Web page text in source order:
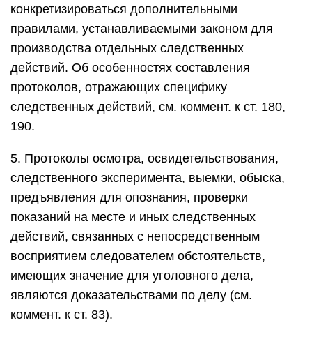
конкретизироваться дополнительными
правилами, устанавливаемыми законом для
производства отдельных следственных
действий. Об особенностях составления
протоколов, отражающих специфику
следственных действий, см. коммент. к ст. 180,
190.
5. Протоколы осмотра, освидетельствования,
следственного эксперимента, выемки, обыска,
предъявления для опознания, проверки
показаний на месте и иных следственных
действий, связанных с непосредственным
восприятием следователем обстоятельств,
имеющих значение для уголовного дела,
являются доказательствами по делу (см.
коммент. к ст. 83).